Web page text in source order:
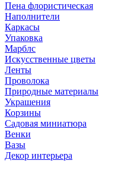
Пена флористическая
Наполнители
Каркасы
Упаковка
Марблс
Искусственные цветы
Ленты
Проволока
Природные материалы
Украшения
Корзины
Садовая миниатюра
Венки
Вазы
Декор интерьера